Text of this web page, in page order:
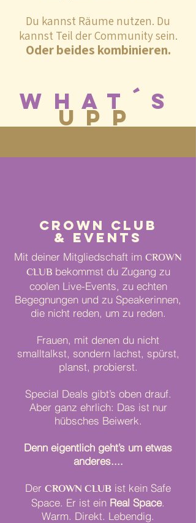
Du kannst Räume nutzen. Du
kannst Teil der Community sein.
Oder beides kombinieren.
WHAT´s
UPP
Crown Club
& events
Mit deiner Mitgliedschaft im CROWN
CLUB bekommst du Zugang zu
coolen Live-Events, zu echten
Begegnungen und zu Speakerinnen,
die nicht reden, um zu reden.
Frauen, mit denen du nicht
smalltalkst, sondern lachst, spürst,
planst, probierst.
Special Deals gibt’s oben drauf.
Aber ganz ehrlich: Das ist nur
hübsches Beiwerk.
Denn eigentlich geht’s um etwas
anderes....
Der CROWN CLUB ist kein Safe
Space. Er ist ein Real Space.
Warm. Direkt. Lebendig.